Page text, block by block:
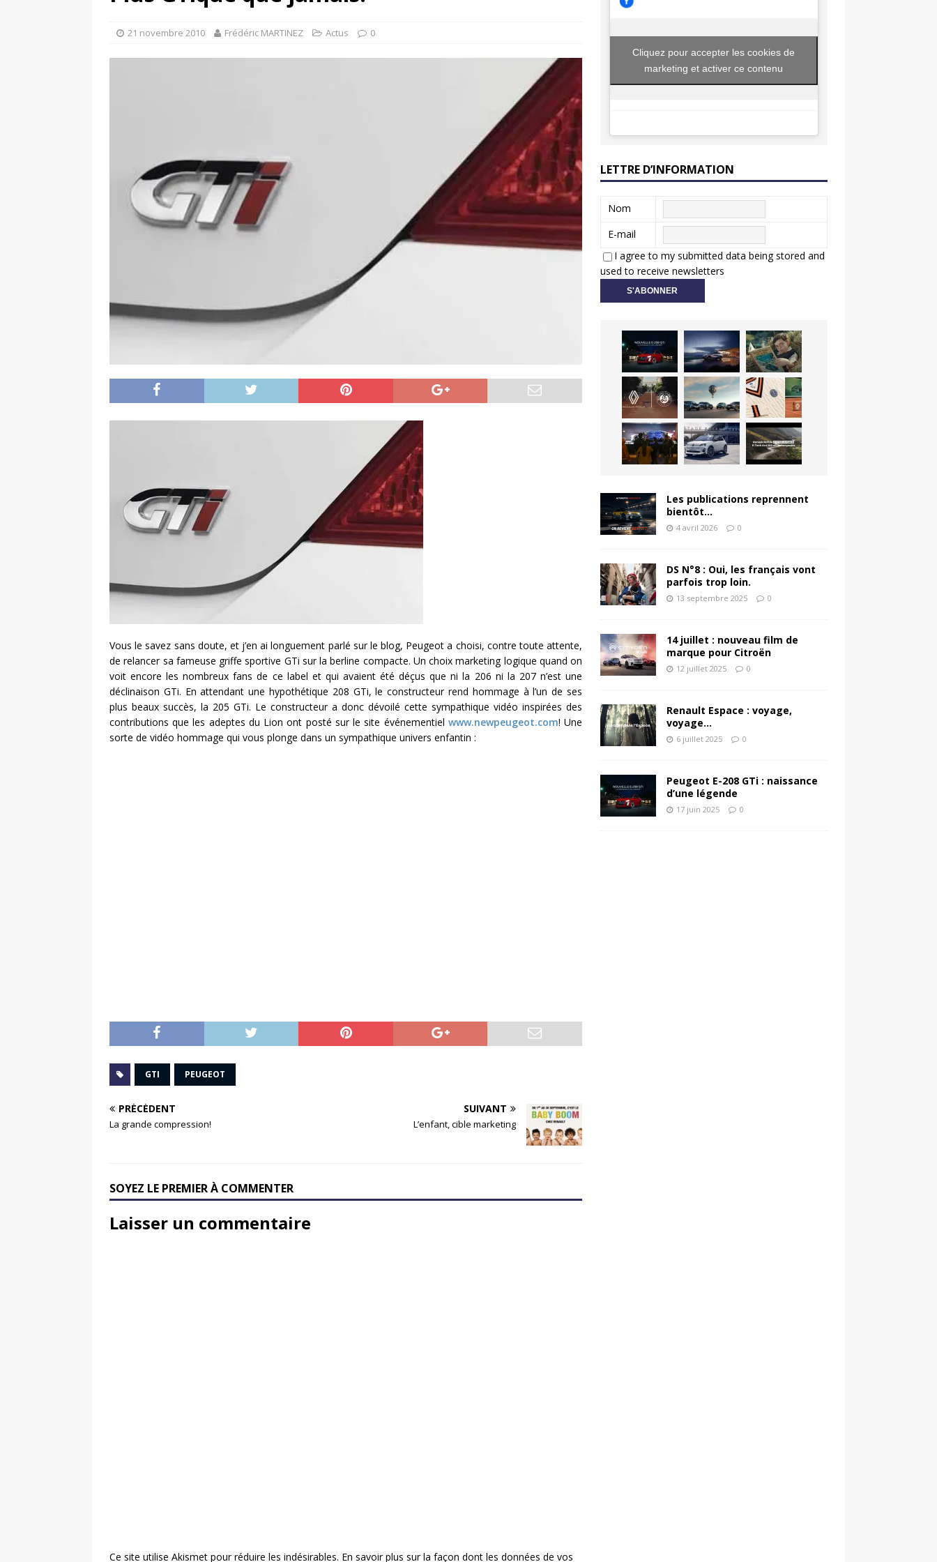
[ 4 avril 2026 ]
Les publications reprennent bientôt…
[ 13 septembre 2025 ] DS N°8 : Oui, les français vont parfois trop loin.
21 novembre 2010 Frédéric MARTINEZ Actus 0
Vous le savez sans doute, et j’en ai longuement parlé sur le blog, Peugeot a choisi, contre toute attente,
de relancer sa fameuse griffe sportive GTi sur la berline compacte. Un choix marketing logique quand on
voit encore les nombreux fans de ce label et qui avaient été déçus que ni la 206 ni la 207 n’est une
déclinaison GTi. En attendant une hypothétique 208 GTi, le constructeur rend hommage à l’un de ses
plus beaux succès, la 205 GTi. Le constructeur a donc dévoilé cette sympathique vidéo inspirées des
contributions que les adeptes du Lion ont posté sur le site événementiel www.newpeugeot.com! Une
sorte de vidéo hommage qui vous plonge dans un sympathique univers enfantin :
GTI PEUGEOT
PRÉCÉDENT
La grande compression!
SUIVANT
L’enfant, cible marketing
SOYEZ LE PREMIER À COMMENTER
Laisser un commentaire
Ce site utilise Akismet pour réduire les indésirables. En savoir plus sur la façon dont les données de vos
Cliquez pour accepter les cookies de
marketing et activer ce contenu
LETTRE D’INFORMATION
Nom
E-mail
I agree to my submitted data being stored and
used to receive newsletters
Les publications reprennent
bientôt…
4 avril 2026 0
DS N°8 : Oui, les français vont
parfois trop loin.
13 septembre 2025 0
14 juillet : nouveau film de
marque pour Citroën
12 juillet 2025 0
Renault Espace : voyage,
voyage…
6 juillet 2025 0
Peugeot E-208 GTi : naissance
d’une légende
17 juin 2025 0